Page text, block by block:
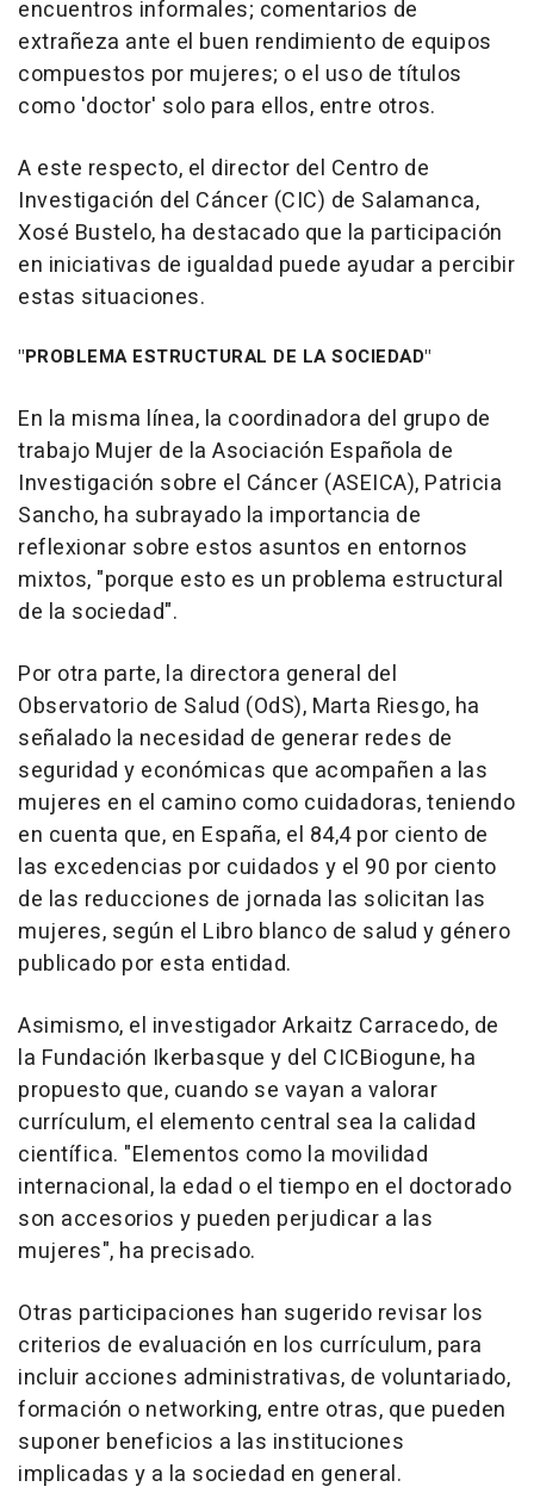
encuentros informales; comentarios de
extrañeza ante el buen rendimiento de equipos
compuestos por mujeres; o el uso de títulos
como 'doctor' solo para ellos, entre otros.
A este respecto, el director del Centro de
Investigación del Cáncer (CIC) de Salamanca,
Xosé Bustelo, ha destacado que la participación
en iniciativas de igualdad puede ayudar a percibir
estas situaciones.
"PROBLEMA ESTRUCTURAL DE LA SOCIEDAD"
En la misma línea, la coordinadora del grupo de
trabajo Mujer de la Asociación Española de
Investigación sobre el Cáncer (ASEICA), Patricia
Sancho, ha subrayado la importancia de
reflexionar sobre estos asuntos en entornos
mixtos, "porque esto es un problema estructural
de la sociedad".
Por otra parte, la directora general del
Observatorio de Salud (OdS), Marta Riesgo, ha
señalado la necesidad de generar redes de
seguridad y económicas que acompañen a las
mujeres en el camino como cuidadoras, teniendo
en cuenta que, en España, el 84,4 por ciento de
las excedencias por cuidados y el 90 por ciento
de las reducciones de jornada las solicitan las
mujeres, según el Libro blanco de salud y género
publicado por esta entidad.
Asimismo, el investigador Arkaitz Carracedo, de
la Fundación Ikerbasque y del CICBiogune, ha
propuesto que, cuando se vayan a valorar
currículum, el elemento central sea la calidad
científica. "Elementos como la movilidad
internacional, la edad o el tiempo en el doctorado
son accesorios y pueden perjudicar a las
mujeres", ha precisado.
Otras participaciones han sugerido revisar los
criterios de evaluación en los currículum, para
incluir acciones administrativas, de voluntariado,
formación o networking, entre otras, que pueden
suponer beneficios a las instituciones
implicadas y a la sociedad en general.